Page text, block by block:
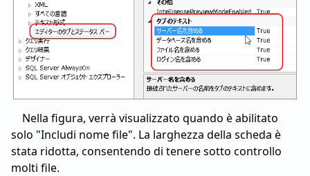
Nella figura, verrà visualizzato quando è abilitato
solo "Includi nome file". La larghezza della scheda è
stata ridotta, consentendo di tenere sotto controllo
molti file.